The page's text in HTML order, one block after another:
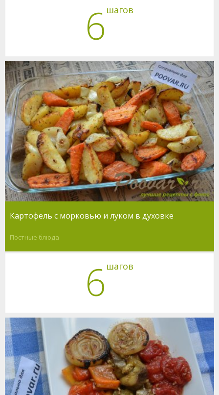
6 шагов
Картофель с морковью и луком в духовке
Постные блюда
6 шагов